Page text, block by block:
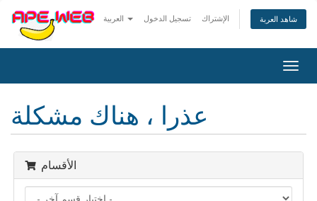
تسجيل الدخول الإشتراك شاهد العربة
عذرا ، هناك مشكلة
الأقسام